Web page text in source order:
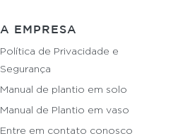
A EMPRESA
Política de Privacidade e
Segurança
Manual de plantio em solo
Manual de Plantio em vaso
Entre em contato conosco